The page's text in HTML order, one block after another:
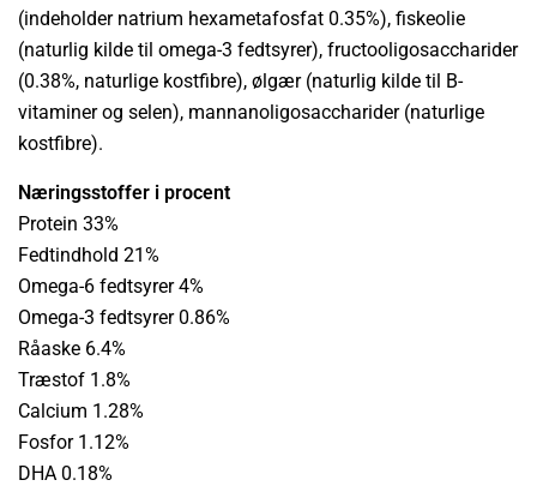
(indeholder natrium hexametafosfat 0.35%), fiskeolie
(naturlig kilde til omega-3 fedtsyrer), fructooligosaccharider
(0.38%, naturlige kostfibre), ølgær (naturlig kilde til B-
vitaminer og selen), mannanoligosaccharider (naturlige
kostfibre).
Næringsstoffer i procent
Protein 33%
Fedtindhold 21%
Omega-6 fedtsyrer 4%
Omega-3 fedtsyrer 0.86%
Råaske 6.4%
Træstof 1.8%
Calcium 1.28%
Fosfor 1.12%
DHA 0.18%